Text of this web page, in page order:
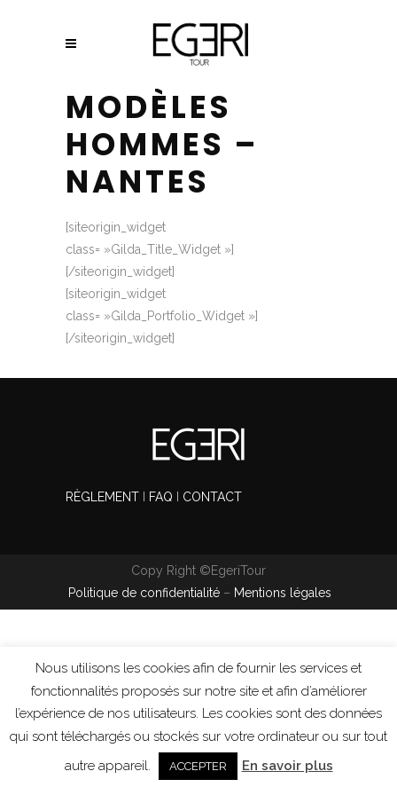
MODÈLES
HOMMES –
NANTES
[siteorigin_widget
class= »Gilda_Title_Widget »]
[/siteorigin_widget]
[siteorigin_widget
class= »Gilda_Portfolio_Widget »]
[/siteorigin_widget]
RÈGLEMENT FAQ CONTACT
Copy Right ©EgeriTour
Politique de confidentialité – Mentions légales
Nous utilisons les cookies afin de fournir les services et
fonctionnalités proposés sur notre site et afin d’améliorer
l’expérience de nos utilisateurs. Les cookies sont des données
qui sont téléchargés ou stockés sur votre ordinateur ou sur tout
autre appareil.
ACCEPTER En savoir plus